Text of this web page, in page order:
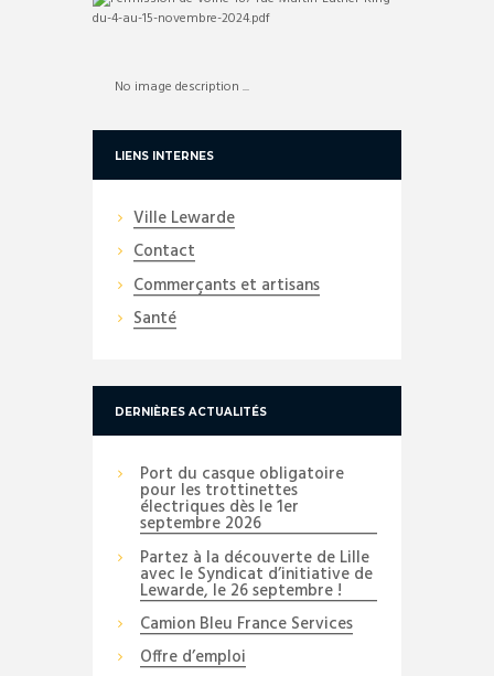
No image description ...
LIENS INTERNES
Ville Lewarde
Contact
Commerçants et artisans
Santé
DERNIÈRES ACTUALITÉS
Port du casque obligatoire
pour les trottinettes
électriques dès le 1er
septembre 2026
Partez à la découverte de Lille
avec le Syndicat d’initiative de
Lewarde, le 26 septembre !
Camion Bleu France Services
Offre d’emploi